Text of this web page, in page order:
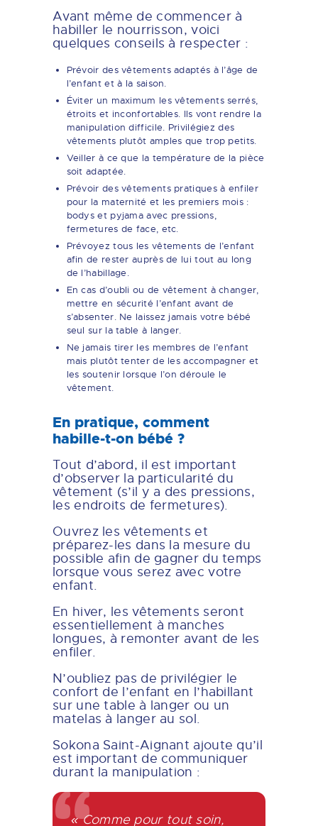
Avant même de commencer à
habiller le nourrisson, voici
quelques conseils à respecter :
Prévoir des vêtements adaptés à l’âge de
l’enfant et à la saison.
Éviter un maximum les vêtements serrés,
étroits et inconfortables. Ils vont rendre la
manipulation difficile. Privilégiez des
vêtements plutôt amples que trop petits.
Veiller à ce que la température de la pièce
soit adaptée.
Prévoir des vêtements pratiques à enfiler
pour la maternité et les premiers mois :
bodys et pyjama avec pressions,
fermetures de face, etc.
Prévoyez tous les vêtements de l’enfant
afin de rester auprès de lui tout au long
de l’habillage.
En cas d’oubli ou de vêtement à changer,
mettre en sécurité l’enfant avant de
s’absenter. Ne laissez jamais votre bébé
seul sur la table à langer.
Ne jamais tirer les membres de l’enfant
mais plutôt tenter de les accompagner et
les soutenir lorsque l’on déroule le
vêtement.
En pratique, comment
habille-t-on bébé ?
Tout d’abord, il est important
d’observer la particularité du
vêtement (s’il y a des pressions,
les endroits de fermetures).
Ouvrez les vêtements et
préparez-les dans la mesure du
possible afin de gagner du temps
lorsque vous serez avec votre
enfant.
En hiver, les vêtements seront
essentiellement à manches
longues, à remonter avant de les
enfiler.
N’oubliez pas de privilégier le
confort de l’enfant en l’habillant
sur une table à langer ou un
matelas à langer au sol.
Sokona Saint-Aignant ajoute qu’il
est important de communiquer
durant la manipulation :
« Comme pour tout soin,